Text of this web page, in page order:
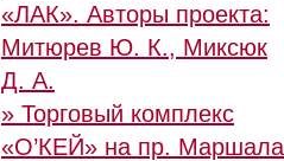
«ЛАК». Авторы проекта:
Митюрев Ю. К., Миксюк
Д. А.
» Торговый комплекс
«О’КЕЙ» на пр. Маршала